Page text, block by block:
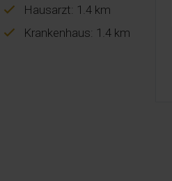
Hausarzt: 1.4 km
Krankenhaus: 1.4 km